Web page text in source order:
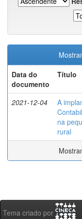
Data do
documento
Título
2021-12-04
A
na
rural
Tema criado por